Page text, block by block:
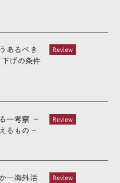
Review
あるべき
下げの条件
Review
一考察 －
るもの－
Review
か―海外活